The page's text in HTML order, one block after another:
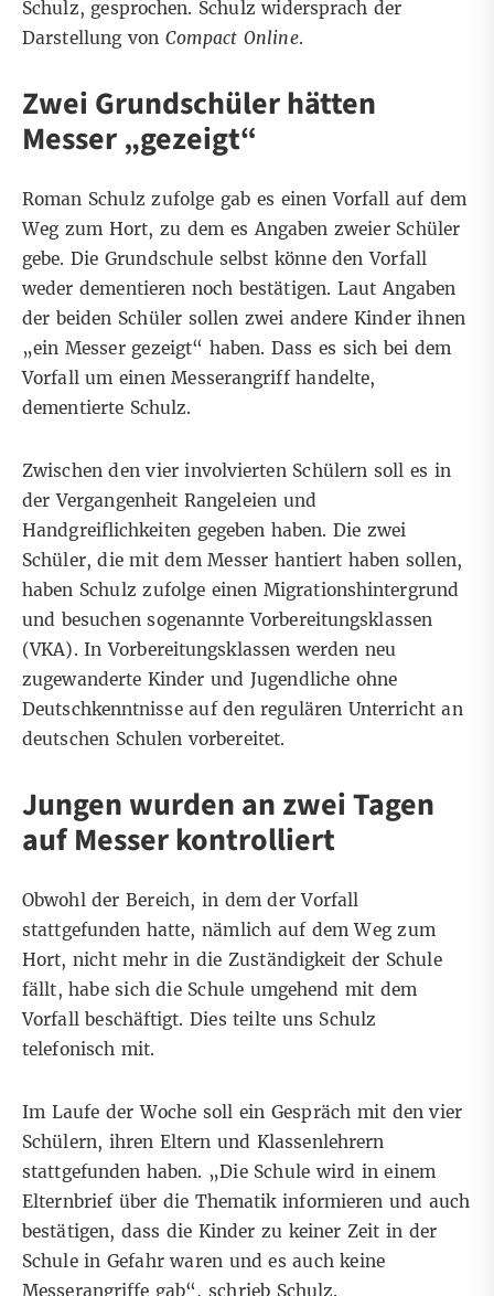
Schulz, gesprochen. Schulz widersprach der
Darstellung von Compact Online.
Zwei Grundschüler hätten
Messer „gezeigt“
Roman Schulz zufolge gab es einen Vorfall auf dem
Weg zum Hort, zu dem es Angaben zweier Schüler
gebe. Die Grundschule selbst könne den Vorfall
weder dementieren noch bestätigen. Laut Angaben
der beiden Schüler sollen zwei andere Kinder ihnen
„ein Messer gezeigt“ haben. Dass es sich bei dem
Vorfall um einen Messerangriff handelte,
dementierte Schulz.
Zwischen den vier involvierten Schülern soll es in
der Vergangenheit Rangeleien und
Handgreiflichkeiten gegeben haben. Die zwei
Schüler, die mit dem Messer hantiert haben sollen,
haben Schulz zufolge einen Migrationshintergrund
und besuchen sogenannte Vorbereitungsklassen
(VKA). In Vorbereitungsklassen werden neu
zugewanderte Kinder und Jugendliche ohne
Deutschkenntnisse auf den regulären Unterricht an
deutschen Schulen vorbereitet.
Jungen wurden an zwei Tagen
auf Messer kontrolliert
Obwohl der Bereich, in dem der Vorfall
stattgefunden hatte, nämlich auf dem Weg zum
Hort, nicht mehr in die Zuständigkeit der Schule
fällt, habe sich die Schule umgehend mit dem
Vorfall beschäftigt. Dies teilte uns Schulz
telefonisch mit.
Im Laufe der Woche soll ein Gespräch mit den vier
Schülern, ihren Eltern und Klassenlehrern
stattgefunden haben. „Die Schule wird in einem
Elternbrief über die Thematik informieren und auch
bestätigen, dass die Kinder zu keiner Zeit in der
Schule in Gefahr waren und es auch keine
Messerangriffe gab“, schrieb Schulz.